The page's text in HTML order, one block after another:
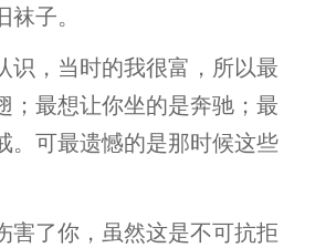
子。
识，当时的我很富，所以最
；最想让你坐的是奔驰；最
。可最遗憾的是那时候这些
害了你，虽然这是不可抗拒